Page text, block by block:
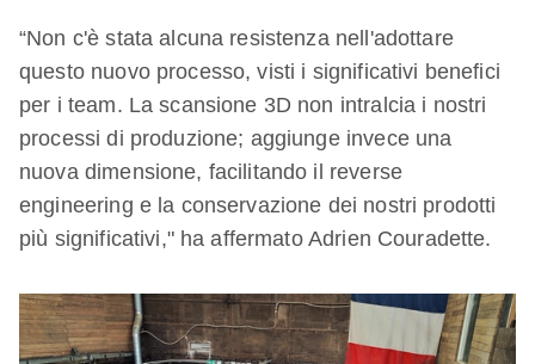
“Non c'è stata alcuna resistenza nell'adottare
questo nuovo processo, visti i significativi benefici
per i team. La scansione 3D non intralcia i nostri
processi di produzione; aggiunge invece una
nuova dimensione, facilitando il reverse
engineering e la conservazione dei nostri prodotti
più significativi," ha affermato Adrien Couradette.